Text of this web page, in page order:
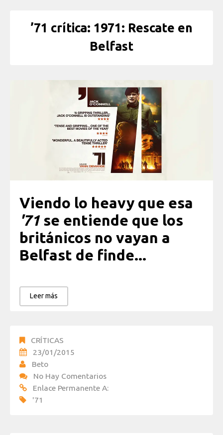
’71 crítica: 1971: Rescate en
Belfast
Viendo lo heavy que esa
'71se entiende que los
británicos no vayan a
Belfast de finde...
Leer más
CRÍTICAS
23/01/2015
Beto
No Hay Comentarios
Enlace Permanente A:
'71